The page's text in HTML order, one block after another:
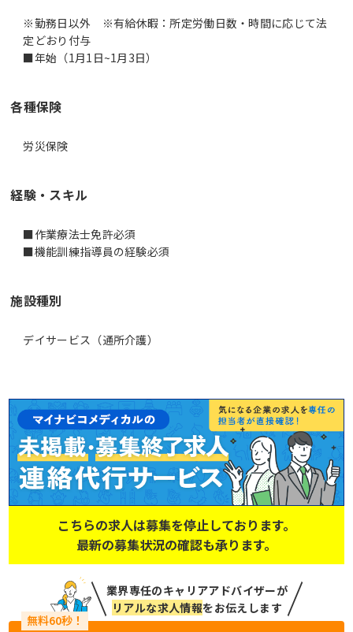
※勤務日以外 ※有給休暇：所定労働日数・時間に応じて法
定どおり付与
■年始（1月1日~1月3日）
各種保険
労災保険
経験・スキル
■作業療法士免許必須
■機能訓練指導員の経験必須
施設種別
デイサービス（通所介護）
こちらの求人は募集を停止しております。
最新の募集状況の確認も承ります。
業界専任のキャリアアドバイザーが
リアルな求人情報をお伝えします